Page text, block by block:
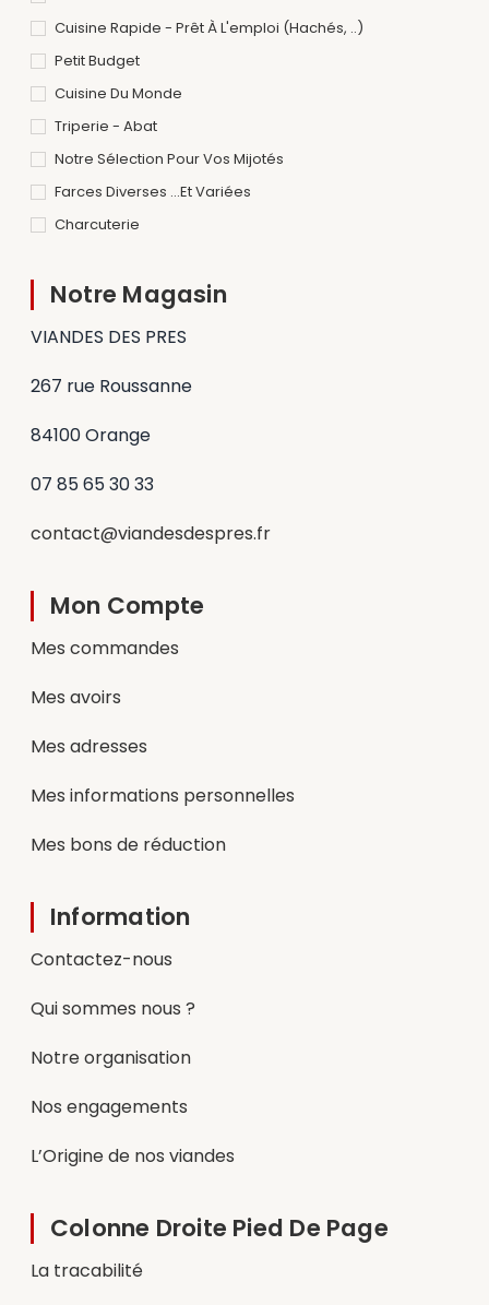
Cuisine Rapide - Prêt À L'emploi (hachés, ..)
Petit Budget
Cuisine Du Monde
Triperie - Abat
Notre Sélection Pour Vos Mijotés
Farces Diverses ...et Variées
Charcuterie
Notre Magasin
VIANDES DES PRES
267 rue Roussanne
84100 Orange
07 85 65 30 33
contact@viandesdespres.fr
Mon Compte
Mes commandes
Mes avoirs
Mes adresses
Mes informations personnelles
Mes bons de réduction
Information
Contactez-nous
Qui sommes nous ?
Notre organisation
Nos engagements
L’Origine de nos viandes
Colonne Droite Pied De Page
La tracabilité